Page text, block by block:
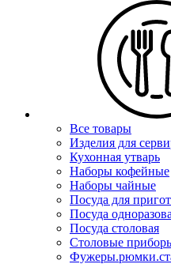
Все товары
Изделия для
Кухонная утварь
Наборы кофейные
Наборы чайные
Посуда для
Посуда
Посуда столовая
Столовые